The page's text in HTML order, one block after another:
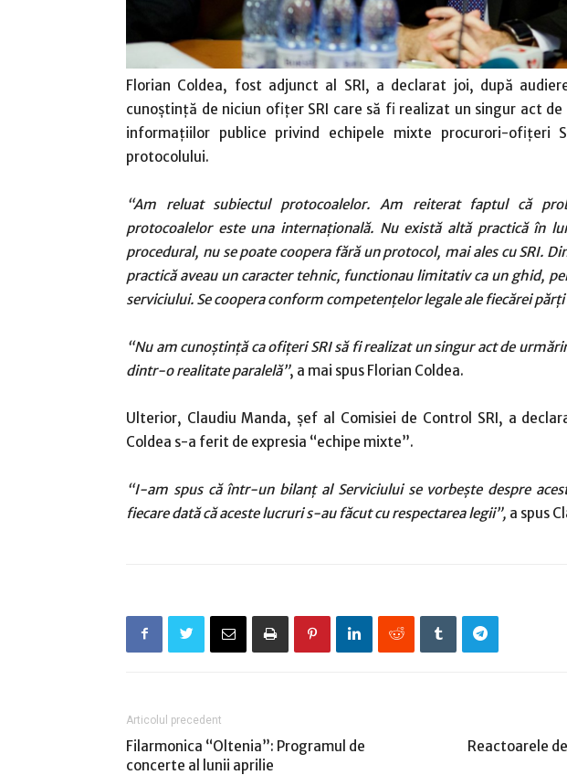
Florian Coldea, fost adjunct al SRI, a declarat joi, după
cunoştinţă de niciun ofiţer SRI care să fi realizat un singur act
informaţiilor publice privind echipele mixte procurori-ofiţeri
protocolului.
“Am reluat subiectul protocoalelor. Am reiterat faptul că
protocoalelor este una internaţională. Nu există altă practică în
procedural, nu se poate coopera fără un protocol, mai ales cu SRI.
practică aveau un caracter tehnic, functionau limitativ ca un ghid,
serviciului. Se coopera conform competenţelor legale ale fiecărei
“Nu am cunoştinţă ca ofiţeri SRI să fi realizat un singur act de
dintr-o realitate paralelă”, a mai spus Florian Coldea.
Ulterior, Claudiu Manda, şef al Comisiei de Control SRI, a
Coldea s-a ferit de expresia “echipe mixte”.
“I-am spus că într-un bilanţ al Serviciului se vorbeşte despre
fiecare dată că aceste lucruri s-au făcut cu respectarea legii”, a spus
Articolul precedent
Filarmonica “Oltenia”: Programul de
concerte al lunii aprilie
Reactoarele